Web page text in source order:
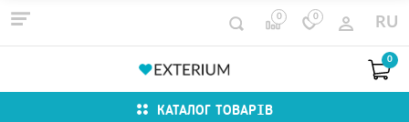
0 0 RU
0
КАТАЛОГ ТОВАРІВ